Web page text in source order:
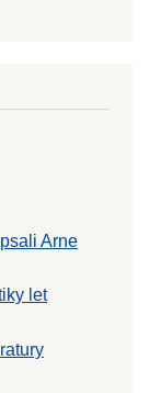
Arne
let